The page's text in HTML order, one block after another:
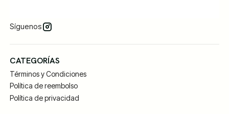
Síguenos
CATEGORÍAS
Términos y Condiciones
Política de reembolso
Política de privacidad